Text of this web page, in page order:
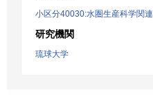
小区分40030:水圏生産科学関連
研究機関
琉球大学